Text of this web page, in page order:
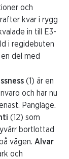
och
kvar i rygg
in till E3-
i regidebuten
del med
(1) är en
och har nu
Pangläge.
(12) som
bortlottad
vägen. Alvar
och